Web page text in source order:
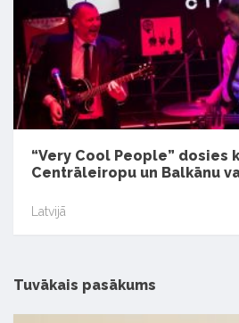
“Very Cool People” dosies
Centrāleiropu un Balkānu
Latvijā
Tuvākais pasākums